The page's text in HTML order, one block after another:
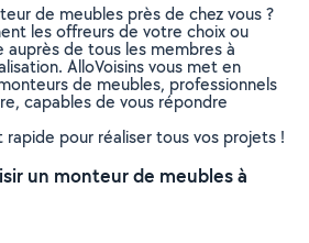
de meubles près de chez vous ?
les offreurs de votre choix ou
de tous les membres à
AlloVoisins vous met en
de meubles, professionnels
capables de vous répondre
rapide pour réaliser tous vos projets !
un monteur de meubles à